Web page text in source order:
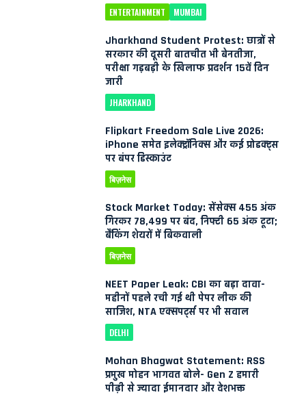
ENTERTAINMENT MUMBAI
Jharkhand Student Protest: छात्रों से
सरकार की दूसरी बातचीत भी बेनतीजा,
परीक्षा गड़बड़ी के खिलाफ प्रदर्शन 15वें दिन
जारी
JHARKHAND
Flipkart Freedom Sale Live 2026:
iPhone समेत इलेक्ट्रॉनिक्स और कई प्रोडक्ट्स
पर बंपर डिस्काउंट
बिज़नेस
Stock Market Today: सेंसेक्स 455 अंक
गिरकर 78,499 पर बंद, निफ्टी 65 अंक टूटा;
बैंकिंग शेयरों में बिकवाली
बिज़नेस
NEET Paper Leak: CBI का बड़ा दावा-
महीनों पहले रची गई थी पेपर लीक की
साजिश, NTA एक्सपर्ट्स पर भी सवाल
DELHI
Mohan Bhagwat Statement: RSS
प्रमुख मोहन भागवत बोले- Gen Z हमारी
पीढ़ी से ज्यादा ईमानदार और देशभक्त